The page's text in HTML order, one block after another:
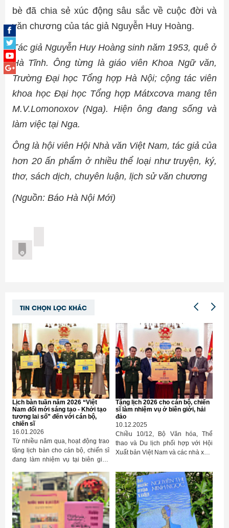
bè đã chia sẻ xúc động sâu sắc về cuộc đời và
văn chương của tác giả Nguyễn Huy Hoàng.
Tác giả Nguyễn Huy Hoàng sinh năm 1953, quê ở
Hà Tĩnh. Ông từng là giáo viên Khoa Ngữ văn,
Trường Đại học Tổng hợp Hà Nội; cộng tác viên
khoa học Đại học Tổng hợp Mátxcơva mang tên
M.V.Lomonoxov (Nga). Hiện ông đang sống và
làm việc tại Nga.
Ông là hội viên Hội Nhà văn Việt Nam, tác giả của
hơn 20 ấn phẩm ở nhiều thể loại như truyện, ký,
thơ, sách dịch, chuyên luận, lịch sử văn chương
(Nguồn: Báo Hà Nội Mới)
TIN CHỌN LỌC KHÁC
Lịch bàn tuần năm 2026 “Việt
Nam đổi mới sáng tạo - Khởi tạo
tương lai số” đến với cán bộ,
chiến sĩ
16.01.2026
Từ nhiều năm qua, hoạt động trao
tặng lịch bàn cho cán bộ, chiến sĩ
đang làm nhiệm vụ tại biên giới,
động thường niên, thiết thực của
ngành Xuất bản (trước do Bộ
Thông tin và Truyền thông quản lý
và nay là Bộ Văn hóa, Thể thao và
Du lịch). Nhà xuất bản Khoa học -
Công nghệ - Truyền thông (Bộ
Tặng lịch 2026 cho cán bộ, chiến
sĩ làm nhiệm vụ ở biên giới, hải
đảo
10.12.2025
Chiều 10/12, Bộ Văn hóa, Thể
thao và Du lịch phối hợp với Hội
Xuất bản Việt Nam và các nhà xuất
blốc, lịch bàn cho các đơn vị bộ
đội đang làm nhiệm vụ tại biên
giới, hải đảo.